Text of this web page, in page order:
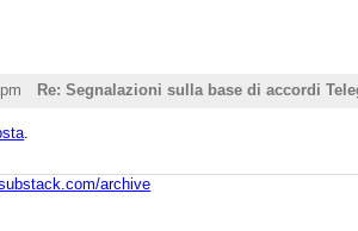
Re: Segnalazioni sulla base di accordi
.
archive